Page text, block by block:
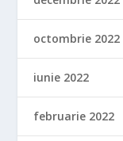
octombrie 2022
iunie 2022
februarie 2022